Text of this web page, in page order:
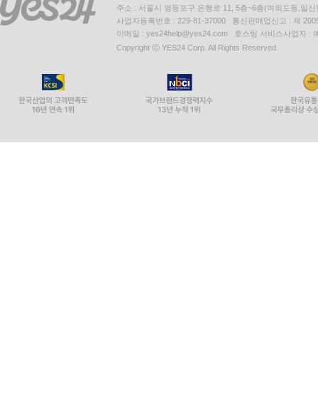
주소 : 서울시 영등포구 은행로 11, 5층~6층(여의도동,일신
사업자등록번호 : 229-81-37000 통신판매업신고 : 제
이메일 : yes24help@yes24.com 호스팅 서비스사업자 :
Copyright ⓒ YES24 Corp. All Rights Reserved.